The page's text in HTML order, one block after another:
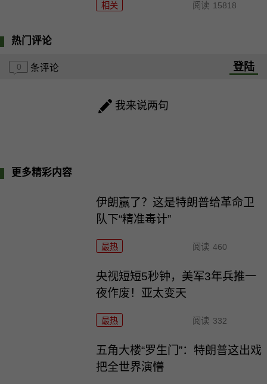
相关 阅读 15818
热门评论
0 条评论 登陆
我来说两句
更多精彩内容
伊朗赢了？这是特朗普给革命卫
队下“精准毒计”
最热 阅读 460
央视短短5秒钟，美军3年兵推一
夜作废！亚太变天
最热 阅读 332
五角大楼“罗生门”：特朗普这出戏
把全世界演懵